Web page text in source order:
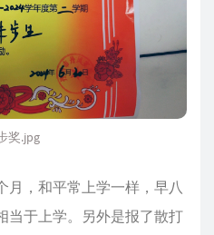
奖.jpg
月，和平常上学一样，早八
当于上学。另外是报了散打